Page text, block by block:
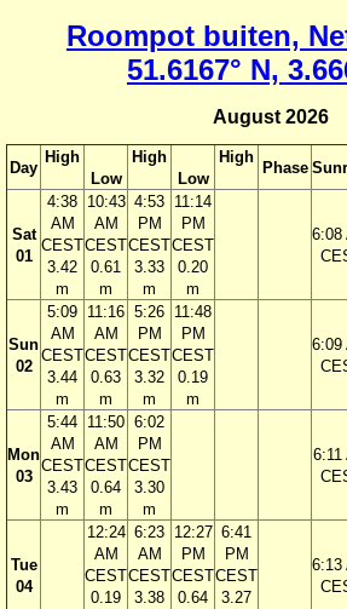
Roompot buiten,
51.6167° N,
August 2026
Day
High
Low
High
Low
High
Phase
Sat
01
4:38
AM
CEST
3.42
m
10:43
AM
CEST
0.61
m
4:53
PM
CEST
3.33
m
11:14
PM
CEST
0.20
m
6:08
Sun
02
5:09
AM
CEST
3.44
m
11:16
AM
CEST
0.63
m
5:26
PM
CEST
3.32
m
11:48
PM
CEST
0.19
m
6:09
Mon
03
5:44
AM
CEST
3.43
m
11:50
AM
CEST
0.64
m
6:02
PM
CEST
3.30
m
6:11
Tue
04
12:24
AM
CEST
0.19
6:23
AM
CEST
3.38
12:27
PM
CEST
0.64
6:41
PM
CEST
3.27
6:13